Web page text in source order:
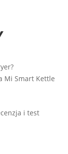
Mi Smart Kettle
i test